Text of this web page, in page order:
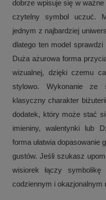
dobrze wpisuje się w
czytelny symbol uczuć.
jednym z najbardziej
dlatego ten model
Duża ażurowa forma
wizualnej, dzięki czemu
stylowo. Wykonanie ze
klasyczny charakter
dodatek, który może stać
imieniny, walentynki lub
forma ułatwia dopasowanie
gustów. Jeśli szukasz
wisiorek łączy
codziennym i okazjonalnym